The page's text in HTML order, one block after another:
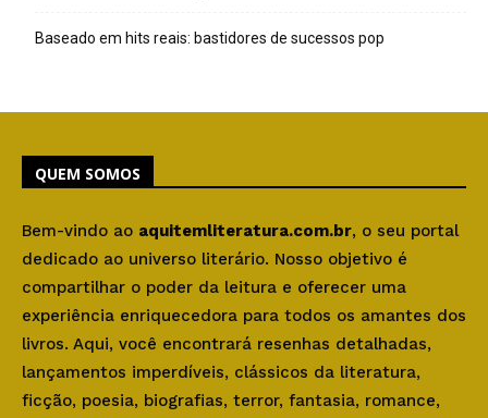
Baseado em hits reais: bastidores de sucessos pop
QUEM SOMOS
Bem-vindo ao aquitemliteratura.com.br, o seu portal
dedicado ao universo literário. Nosso objetivo é
compartilhar o poder da leitura e oferecer uma
experiência enriquecedora para todos os amantes dos
livros. Aqui, você encontrará resenhas detalhadas,
lançamentos imperdíveis, clássicos da literatura,
ficção, poesia, biografias, terror, fantasia, romance,